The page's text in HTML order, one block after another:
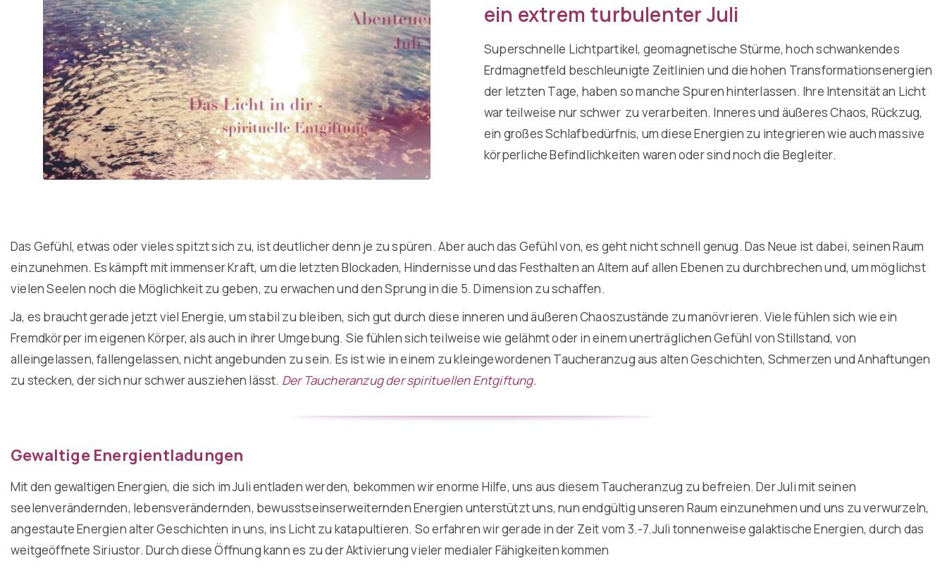
ein extrem turbulenter Juli
Superschnelle Lichtpartikel, geomagnetische Stürme, hoch schwankendes
Erdmagnetfeld beschleunigte Zeitlinien und die hohen Transformationsenergien
der letzten Tage, haben so manche Spuren hinterlassen. Ihre Intensität an Licht
war teilweise nur schwer zu verarbeiten. Inneres und äußeres Chaos, Rückzug,
ein großes Schlafbedürfnis, um diese Energien zu integrieren wie auch massive
körperliche Befindlichkeiten waren oder sind noch die Begleiter.
Das Gefühl, etwas oder vieles spitzt sich zu, ist deutlicher denn je zu spüren. Aber auch das Gefühl von, es geht nicht schnell genug. Das Neue ist dabei, seinen Raum
einzunehmen. Es kämpft mit immenser Kraft, um die letzten Blockaden, Hindernisse und das Festhalten an Altem auf allen Ebenen zu durchbrechen und, um möglichst
vielen Seelen noch die Möglichkeit zu geben, zu erwachen und den Sprung in die 5. Dimension zu schaffen.
Ja, es braucht gerade jetzt viel Energie, um stabil zu bleiben, sich gut durch diese inneren und äußeren Chaoszustände zu manövrieren. Viele fühlen sich wie ein
Fremdkörper im eigenen Körper, als auch in ihrer Umgebung. Sie fühlen sich teilweise wie gelähmt oder in einem unerträglichen Gefühl von Stillstand, von
alleingelassen, fallengelassen, nicht angebunden zu sein. Es ist wie in einem zu kleingewordenen Taucheranzug aus alten Geschichten, Schmerzen und Anhaftungen
zu stecken, der sich nur schwer ausziehen lässt. Der Taucheranzug der spirituellen Entgiftung.
Gewaltige Energientladungen
Mit den gewaltigen Energien, die sich im Juli entladen werden, bekommen wir enorme Hilfe, uns aus diesem Taucheranzug zu befreien. Der Juli mit seinen
seelenverändernden, lebensverändernden, bewusstseinserweiternden Energien unterstützt uns, nun endgültig unseren Raum einzunehmen und uns zu verwurzeln,
angestaute Energien alter Geschichten in uns, ins Licht zu katapultieren. So erfahren wir gerade in der Zeit vom 3.-7.Juli tonnenweise galaktische Energien, durch das
weitgeöffnete Siriustor. Durch diese Öffnung kann es zu der Aktivierung vieler medialer Fähigkeiten kommen